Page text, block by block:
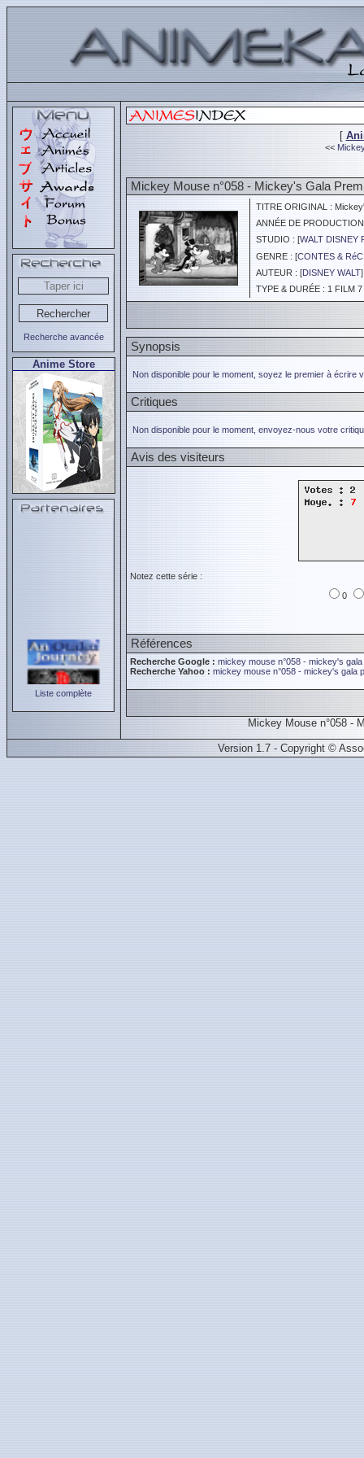
Recherche avancée
Anime Store
Liste complète
[
<<
Mickey Mouse n°058 - Mickey's Gala
TITRE ORIGINAL :
ANNÉE DE
STUDIO : [WALT DISNEY
GENRE : [CONTES &
AUTEUR : [DISNEY WALT]
TYPE & DURÉE : 1 FILM
Synopsis
Non disponible pour le moment, soyez le premier à écrire
Critiques
Non disponible pour le moment, envoyez-nous votre
Avis des visiteurs
Notez cette série :
0
Références
Recherche Google : mickey mouse n°058 - mickey's
Recherche Yahoo : mickey mouse n°058 - mickey's gala
Mickey Mouse n°058 -
Version 1.7 - Copyright ©